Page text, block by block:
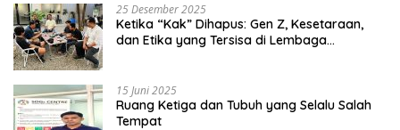
25 Desember 2025
Ketika “Kak” Dihapus: Gen Z, Kesetaraan,
dan Etika yang Tersisa di Lembaga
15 Juni 2025
Ruang Ketiga dan Tubuh yang Selalu Salah
Tempat